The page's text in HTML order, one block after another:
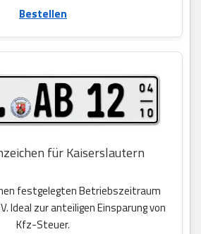
Bestellen
für Kaiserslautern
festgelegten Betriebszeitraum
Ideal zur anteiligen Einsparung von
Kfz-Steuer.